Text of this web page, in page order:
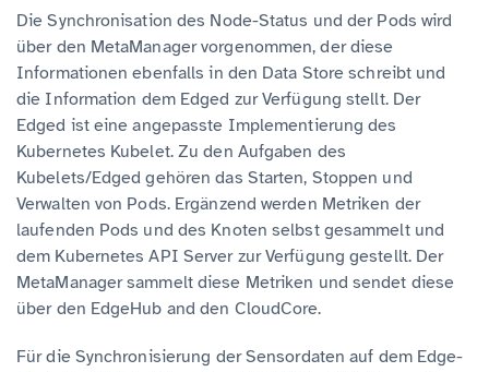
Die Synchronisation des Node-Status und der Pods wird
über den MetaManager vorgenommen, der diese
Informationen ebenfalls in den Data Store schreibt und
die Information dem Edged zur Verfügung stellt. Der
Edged ist eine angepasste Implementierung des
Kubernetes Kubelet. Zu den Aufgaben des
Kubelets/Edged gehören das Starten, Stoppen und
Verwalten von Pods. Ergänzend werden Metriken der
laufenden Pods und des Knoten selbst gesammelt und
dem Kubernetes API Server zur Verfügung gestellt. Der
MetaManager sammelt diese Metriken und sendet diese
über den EdgeHub and den CloudCore.
Für die Synchronisierung der Sensordaten auf dem Edge-